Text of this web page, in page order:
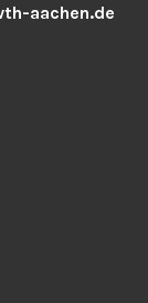
aachen.de